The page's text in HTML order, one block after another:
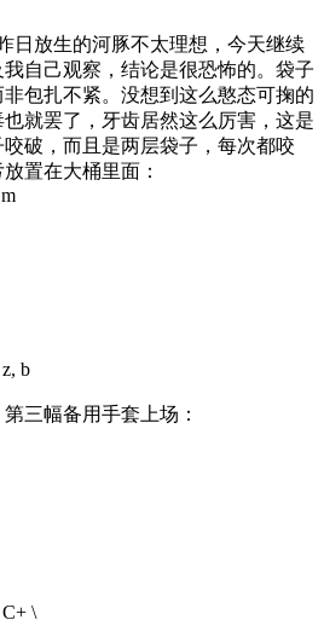
日放生的河豚不太理想，今天继续
自己观察，结论是很恐怖的。袋子
包扎不紧。没想到这么憨态可掬的
就罢了，牙齿居然这么厉害，这是
破，而且是两层袋子，每次都咬
置在大桶里面：
b
三幅备用手套上场：
\